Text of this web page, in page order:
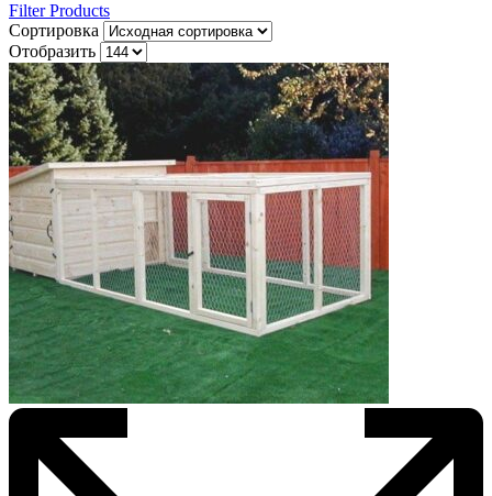
Filter Products
Сортировка
Отобразить